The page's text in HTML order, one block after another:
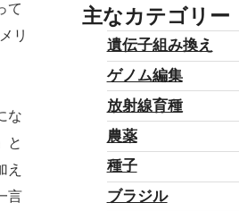
て
リ
な
と
え
言
主なカテゴリー
遺伝子組み換え
ゲノム編集
放射線育種
農薬
種子
ブラジル